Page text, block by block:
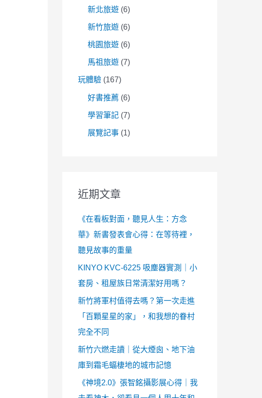
新北旅遊 (6)
新竹旅遊 (6)
桃園旅遊 (6)
馬祖旅遊 (7)
玩體驗 (167)
好書推薦 (6)
學習筆記 (7)
展覽記事 (1)
近期文章
《在看板對面，聽見人生：方念
華》新書發表會心得：在等待裡，
聽見故事的重量
KINYO KVC-6225 吸塵器實測｜小
套房、租屋族日常清潔好用嗎？
新竹將軍村值得去嗎？第一次走進
「百顆星星的家」，和我想的眷村
完全不同
新竹六燃走讀｜從大煙囪、地下油
庫到霜毛蝠棲地的城市記憶
《神境2.0》張智銘攝影展心得｜我